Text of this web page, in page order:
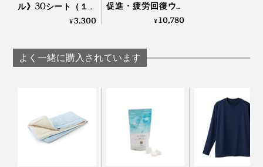
貼るタイミングや時間に決まりはなく、いつ何時間貼っ
てもOK。刺激がないので、つい貼っていること自体を
忘れてしまいがちですが、シールによるかぶれ防止のた
ル》30シート（１シ
ート10枚入り）｜遠
¥3,300
促進・疲労回復ウエ
ア》テラヘルツ鉱石
WEAR」｜遠赤技研
¥10,780
よく一緒に購入されています